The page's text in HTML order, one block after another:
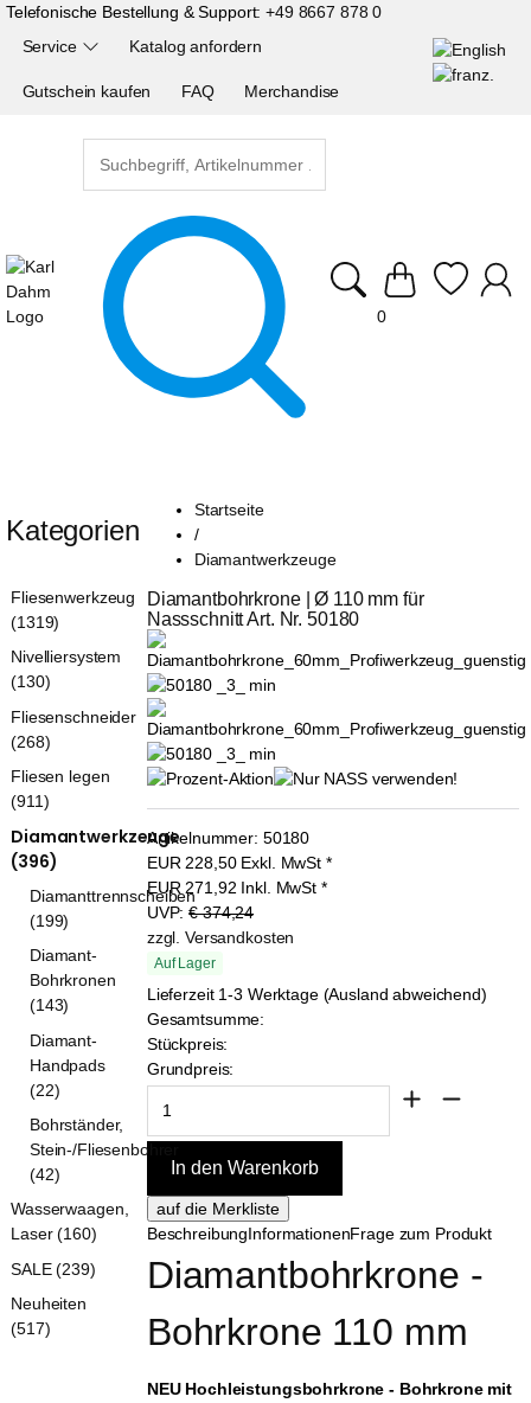
Telefonische Bestellung & Support:+49 8667 878 0
Service Katalog anfordern
Gutschein kaufen FAQ Merchandise
0
Startseite
/
Diamantwerkzeuge
Diamantbohrkrone | Ø 110 mm für
Nassschnitt Art. Nr. 50180
Artikelnummer: 50180
EUR 228,50 Exkl. MwSt *
EUR 271,92 Inkl. MwSt *
UVP:€ 374,24
zzgl. Versandkosten
Auf Lager
Lieferzeit 1-3 Werktage (Ausland abweichend)
Gesamtsumme:
Stückpreis:
Grundpreis:
BeschreibungInformationenFrage zum Produkt
Diamantbohrkrone -
Bohrkrone 110 mm
NEU Hochleistungsbohrkrone - Bohrkrone mit
Kategorien
Fliesenwerkzeug
(1319)
Nivelliersystem
(130)
Fliesenschneider
(268)
Fliesen legen
(911)
Diamantwerkzeuge
(396)
Diamanttrennscheiben
(199)
Diamant-
Bohrkronen
(143)
Diamant-
Handpads
(22)
Bohrständer,
Stein-/Fliesenbohrer
(42)
Wasserwaagen,
Laser (160)
SALE (239)
Neuheiten
(517)